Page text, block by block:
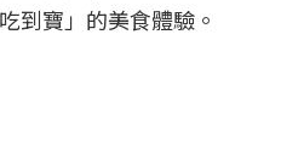
到寶」的美食體驗。